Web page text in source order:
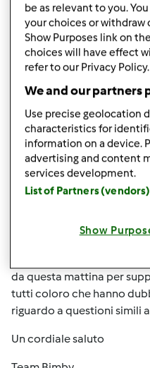
Accedio
Team Bimby
Lun, 09/08/2014 - 12:18
ianzibar wrote:
Team Bimby wrote:
Buongiorno Laura marty,
dettagli, La invitiamo a
da questa mattina per
tutti coloro che hanno
riguardo a questioni simili
Un cordiale saluto
be as relevant to you.
your choices or
Show Purposes link on
choices will have effect
refer to our Privacy Policy.
We and our partners
Use precise geolocation
characteristics for
information on a device.
advertising and content
services development.
List of Partners (vendors)
Show